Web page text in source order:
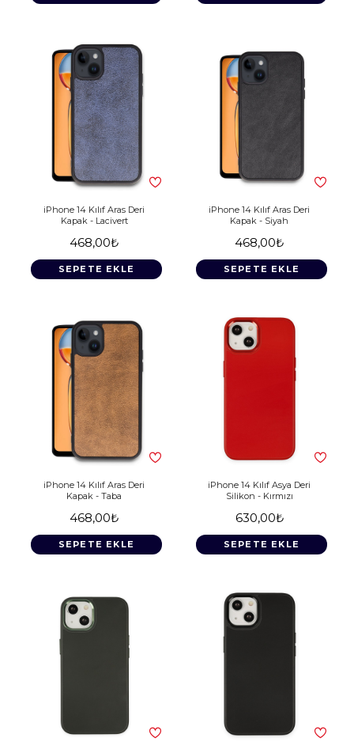
iPhone 14 Kılıf Aras Deri
Kapak - Lacivert
468,00₺
SEPETE EKLE
iPhone 14 Kılıf Aras Deri
Kapak - Siyah
468,00₺
SEPETE EKLE
iPhone 14 Kılıf Aras Deri
Kapak - Taba
468,00₺
SEPETE EKLE
iPhone 14 Kılıf Asya Deri
Silikon - Kırmızı
630,00₺
SEPETE EKLE